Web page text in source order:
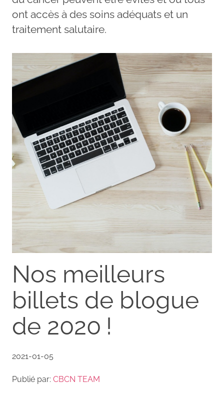
ont accès à des soins adéquats et un
traitement salutaire.
Nos meilleurs
billets de blogue
de 2020 !
2021-01-05
Publié par: CBCN TEAM